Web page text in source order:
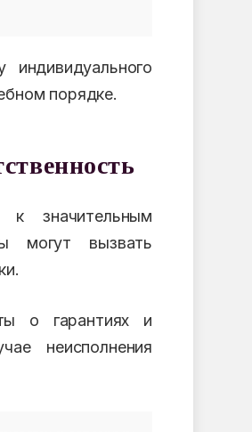
порядке.
к значительным
могут вызвать
о гарантиях и
неисполнения